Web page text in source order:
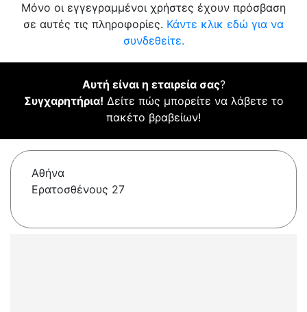
Μόνο οι εγγεγραμμένοι χρήστες έχουν πρόσβαση
σε αυτές τις πληροφορίες. Κάντε κλικ εδώ για να
συνδεθείτε.
Αυτή είναι η εταιρεία σας?
Συγχαρητήρια! Δείτε πώς μπορείτε να λάβετε το
πακέτο βραβείων!
Αθήνα
Ερατοσθένους 27